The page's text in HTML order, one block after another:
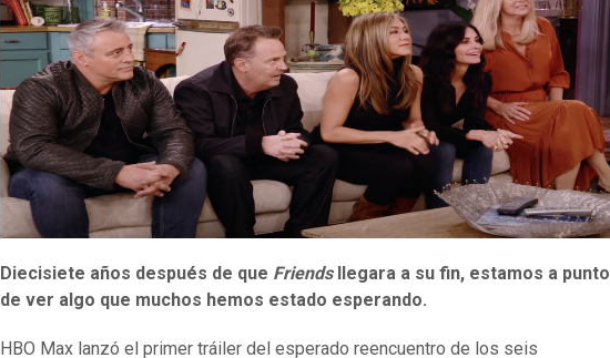
Diecisiete años después de que Friendsllegara a su fin, estamos a punto
de ver algo que muchos hemos estado esperando.
HBO Max lanzó el primer tráiler del esperado reencuentro de los seis